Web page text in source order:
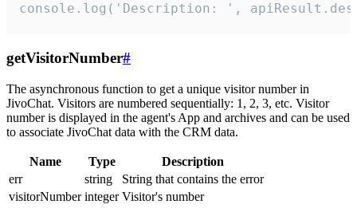
console.log('Description: ',
getVisitorNumber#
The asynchronous function to get a unique visitor number in
JivoChat. Visitors are numbered sequentially: 1, 2, 3, etc. Visitor
number is displayed in the agent's App and archives and can be used
to associate JivoChat data with the CRM data.
Name Type
Description
err
string
String that contains the error
visitorNumber integer Visitor's number